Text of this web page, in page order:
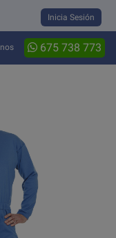
Inicia Sesión
675 738 773